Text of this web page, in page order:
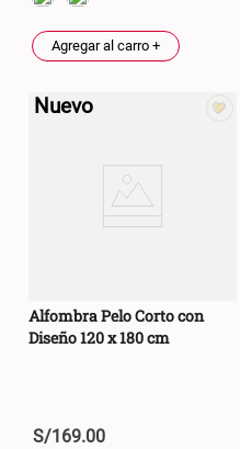
Agregar al carro +
Nuevo
Alfombra Pelo Corto con
Diseño 120 x 180 cm
S/169.00